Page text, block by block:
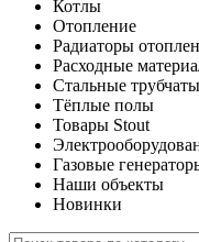
Котлы
Отопление
Радиаторы
Расходные
Стальные
Тёплые полы
Товары Stout
Газовые
Наши объекты
Новинки